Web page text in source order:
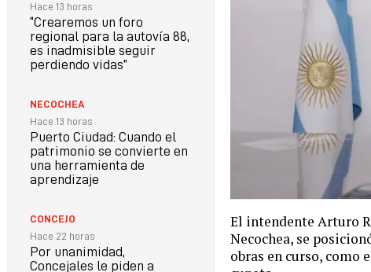
Hace 13 horas
“Crearemos un foro
regional para la autovía 88,
es inadmisible seguir
perdiendo vidas”
NECOCHEA
Hace 13 horas
Puerto Ciudad: Cuando el
patrimonio se convierte en
una herramienta de
aprendizaje
CONCEJO
Hace 22 horas
Por unanimidad,
Concejales le piden a
El intendente Arturo
Necochea, se
obras en curso, como